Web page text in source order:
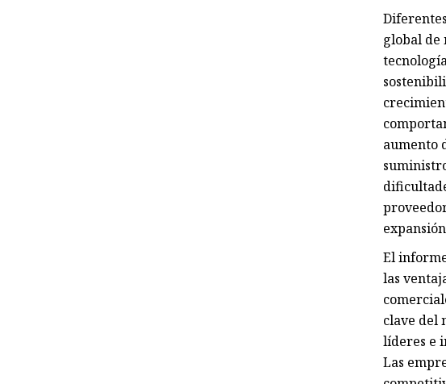
global de
aumento
El
las
clave del
líderes e
Las